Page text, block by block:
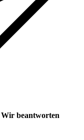
Wir beantworten